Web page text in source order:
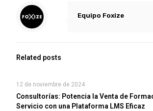
Equipo Foxize
Related posts
12 de noviembre de 2024
Consultorías: Potencia la Venta de
Servicio con una Plataforma LMS Eficaz